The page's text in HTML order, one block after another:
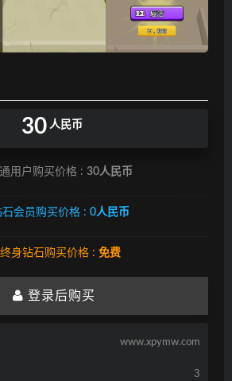
30 人民币
用户购买价格 : 30人民币
石会员购买价格 : 0人民币
终身钻石购买价格 : 免费
登录后购买
www.xpymw.com
3